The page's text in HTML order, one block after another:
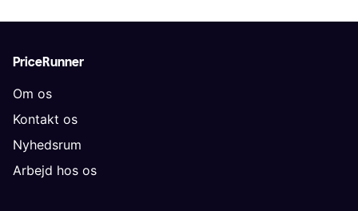
PriceRunner
Om os
Kontakt os
Nyhedsrum
Arbejd hos os